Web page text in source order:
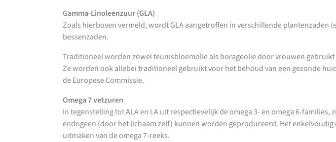
Gamma-Linoleenzuur (GLA)
Zoals hierboven vermeld, wordt GLA aangetroffen in verschillende
bessenzaden.
Traditioneel worden zowel teunisbloemolie als borageolie door vrouwen
Ze worden ook allebei traditioneel gebruikt voor het behoud van een gezonde
de Europese Commissie.
Omega 7 vetzuren
In tegenstelling tot ALA en LA uit respectievelijk de omega 3- en omega 6-
endogeen (door het lichaam zelf) kunnen worden geproduceerd. Het
uitmaken van de omega 7-reeks.